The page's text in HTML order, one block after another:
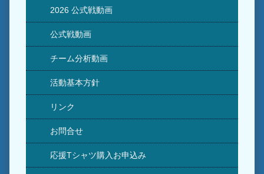
2026 公式戦動画
公式戦動画
チーム分析動画
活動基本方針
リンク
お問合せ
応援Tシャツ購入お申込み